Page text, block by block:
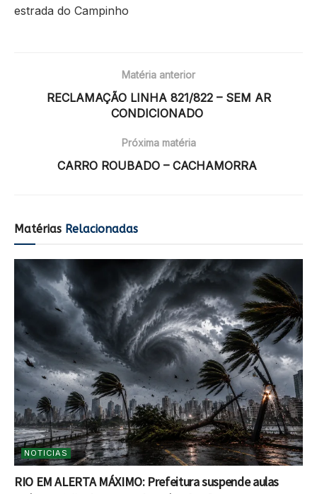
estrada do Campinho
Matéria anterior
RECLAMAÇÃO LINHA 821/822 – SEM AR
CONDICIONADO
Próxima matéria
CARRO ROUBADO – CACHAMORRA
Matérias Relacionadas
NOTICIAS
RIO EM ALERTA MÁXIMO: Prefeitura suspende aulas